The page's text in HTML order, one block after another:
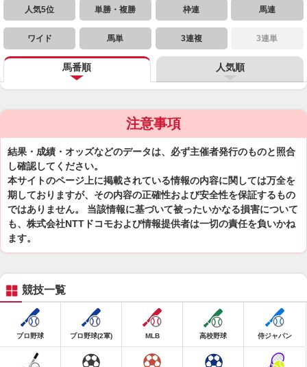
人気5位 単勝・複勝 枠連 馬連
ワイド 馬単 3連複 3連単
馬番順 人気順
注意事項
結果・成績・オッズなどのデータは、必ず主催者発行のものと照合
し確認してください。
本サイトのページ上に掲載されている情報の内容に関しては万全を
期しておりますが、その内容の正確性および安全性を保証するもの
ではありません。 当該情報に基づいて被ったいかなる損害について
も、株式会社NTTドコモおよび情報提供者は一切の責任を負いかね
ます。
競技一覧
プロ野球 プロ野球(2軍) MLB 高校野球 侍ジャパン